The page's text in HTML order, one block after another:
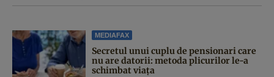
MEDIAFAX
Secretul unui cuplu de pensionari care
nu are datorii: metoda plicurilor le-a
schimbat viața